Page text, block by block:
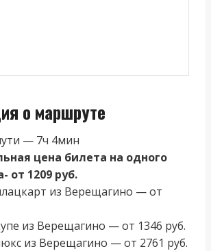
о маршруте
— 7ч 4мин
цена билета на одного
от 1209 руб.
из Верещагино — от
из Верещагино — от 1346 руб.
из Верещагино — от 2761 руб.